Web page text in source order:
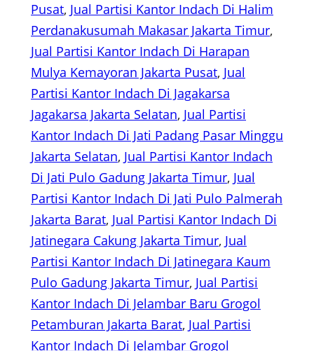
Pusat, Jual Partisi Kantor Indach Di Halim
Perdanakusumah Makasar Jakarta Timur
Jual Partisi Kantor Indach Di Harapan
Mulya Kemayoran Jakarta Pusat, Jual
Partisi Kantor Indach Di Jagakarsa
Jagakarsa Jakarta Selatan, Jual Partisi
Kantor Indach Di Jati Padang Pasar Minggu
Jakarta Selatan, Jual Partisi Kantor Indach
Di Jati Pulo Gadung Jakarta Timur, Jual
Partisi Kantor Indach Di Jati Pulo Palmerah
Jakarta Barat, Jual Partisi Kantor Indach Di
Jatinegara Cakung Jakarta Timur, Jual
Partisi Kantor Indach Di Jatinegara Kaum
Pulo Gadung Jakarta Timur, Jual Partisi
Kantor Indach Di Jelambar Baru Grogol
Petamburan Jakarta Barat, Jual Partisi
Kantor Indach Di Jelambar Grogol